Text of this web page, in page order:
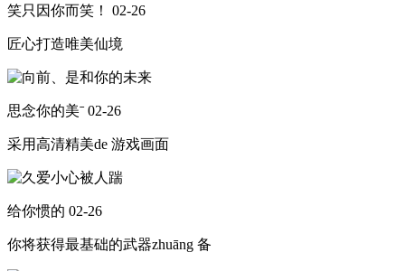
笑只因你而笑！ 02-26
匠心打造唯美仙境
思念你的美ˉ 02-26
采用高清精美de 游戏画面
给你惯的 02-26
你将获得最基础的武器zhuāng 备